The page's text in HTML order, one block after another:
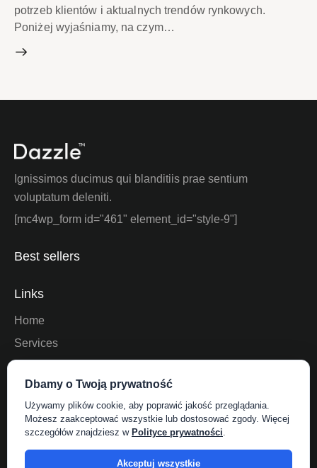
potrzeb klientów i aktualnych trendów rynkowych.
Poniżej wyjaśniamy, na czym…
Ignissimos ducimus qui blanditiis prae sentium
voluptatum deleniti.
[mc4wp_form id="461" element_id="style-9"]
Best sellers
Links
Home
Services
Shop
Contact Us
Socials
Dbamy o Twoją prywatność
Używamy plików cookie, aby poprawić jakość przeglądania.
Możesz zaakceptować wszystkie lub dostosować zgody. Więcej
szczegółów znajdziesz w Polityce prywatności.
Akceptuj wszystkie